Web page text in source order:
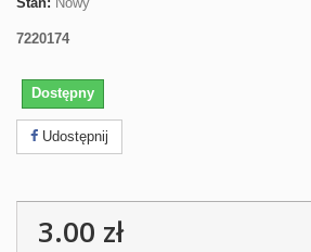
7220174
Dostępny
Udostępnij
3.00 zł